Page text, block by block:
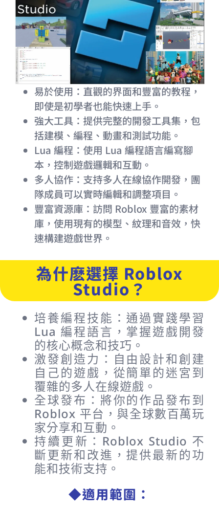
易於使用：直觀的界面和豐富的教程，
即使是初學者也能快速上手。
強大工具：提供完整的開發工具集，包
括建模、編程、動畫和測試功能。
Lua 編程：使用 Lua 編程語言編寫腳
本，控制遊戲邏輯和互動。
多人協作：支持多人在線協作開發，團
隊成員可以實時編輯和調整項目。
豐富資源庫：訪問 Roblox 豐富的素材
庫，使用現有的模型、紋理和音效，快
速構建遊戲世界。
為什麽選擇 Roblox
Studio？
培養編程技能：通過實踐學習
Lua 編程語言，掌握遊戲開發
的核心概念和技巧。
激發創造力：自由設計和創建
自己的遊戲，從簡單的迷宮到
覆雜的多人在線遊戲。
全球發布：將你的作品發布到
Roblox 平台，與全球數百萬玩
家分享和互動。
持續更新：Roblox Studio 不
斷更新和改進，提供最新的功
能和技術支持。
◆適用範圍：